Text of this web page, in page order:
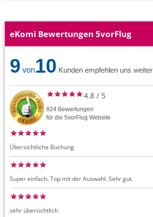
eKomi Bewertungen 5vorFlug
9 von10 Kunden empfehlen uns weiter
4.8 / 5
824 Bewertungen
für die 5vorFlug Website
Übersichtliche Buchung
Super einfach. Top mit der Auswahl. Sehr gut.
sehr übersichtlich